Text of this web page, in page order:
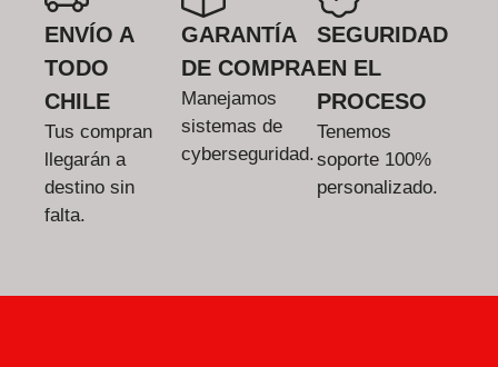
ENVÍO A
TODO
CHILE
Tus compran
llegarán a
destino sin
falta.
GARANTÍA
DE COMPRA
Manejamos
sistemas de
cyberseguridad.
SEGURIDAD
EN EL
PROCESO
Tenemos
soporte 100%
personalizado.